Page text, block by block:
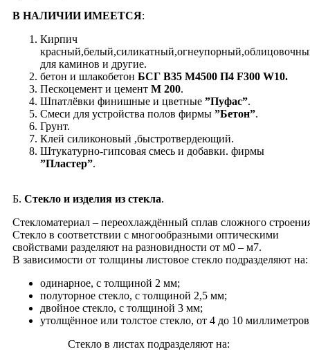
В НАЛИЧИИ ИМЕЕТСЯ:
Кирпич
для каминов и другие.
бетон и шлакобетон БСГ В35 М4500 П4 F300 W10.
Пескоцемент и цемент М 200.
Шпатлёвки финишные и цветные ”Пуфас”.
Смеси для устройства полов фирмы ”Бетон”.
Грунт.
Клей силиконовый ,быстротвердеющий.
Штукатурно-гипсовая смесь и добавки. фирмы
”Пластер”.
Б. Стекло и изделия из стекла.
Стекломатериал – переохлаждённый сплав сложного
Стекло в соответствии с многообразными оптическими
свойствами разделяют на разновидности от м0 – м7.
В зависимости от толщины листовое стекло подразделяют на:
одинарное, с толщиной 2 мм;
полуторное стекло, с толщиной 2,5 мм;
двойное стекло, с толщиной 3 мм;
утолщённое или толстое стекло, от 4 до 10
Стекло в листах подразделяют на: